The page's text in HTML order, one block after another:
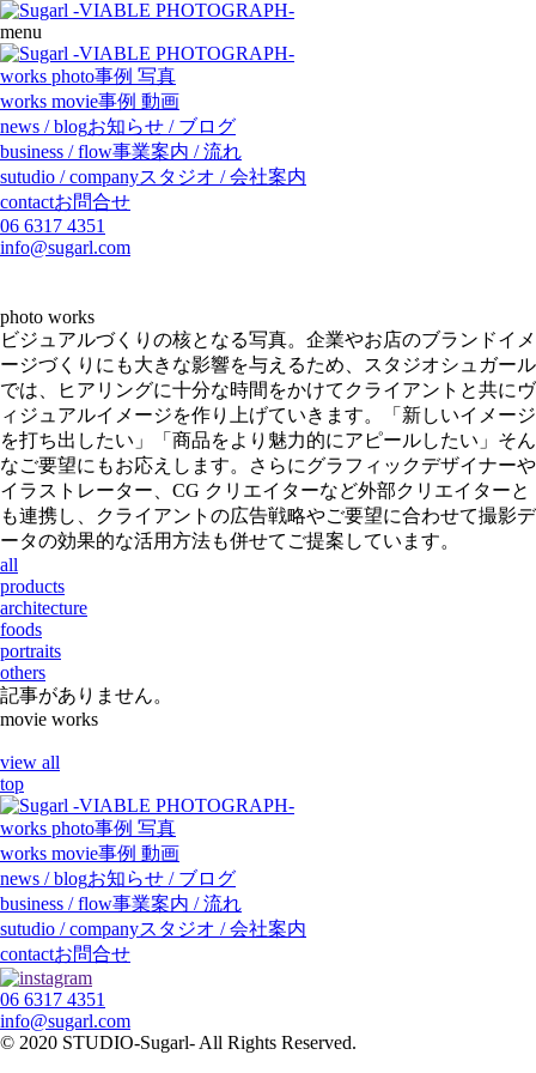
menu
works photo事例 写真
works movie事例 動画
news / blogお知らせ / ブログ
business / flow事業案内 / 流れ
sutudio / companyスタジオ / 会社案内
contactお問合せ
06 6317 4351
info@sugarl.com
photo works
ビジュアルづくりの核となる写真。企業やお店のブランドイメ
ージづくりにも大きな影響を与えるため、スタジオシュガール
では、ヒアリングに十分な時間をかけてクライアントと共にヴ
ィジュアルイメージを作り上げていきます。「新しいイメージ
を打ち出したい」「商品をより魅力的にアピールしたい」そん
なご要望にもお応えします。さらにグラフィックデザイナーや
イラストレーター、CG クリエイターなど外部クリエイターと
も連携し、クライアントの広告戦略やご要望に合わせて撮影デ
ータの効果的な活用方法も併せてご提案しています。
all
products
architecture
foods
portraits
others
記事がありません。
movie works
view all
top
works photo事例 写真
works movie事例 動画
news / blogお知らせ / ブログ
business / flow事業案内 / 流れ
sutudio / companyスタジオ / 会社案内
contactお問合せ
06 6317 4351
info@sugarl.com
© 2020 STUDIO-Sugarl- All Rights Reserved.